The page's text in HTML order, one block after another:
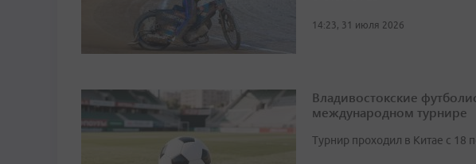
14:23, 31 июля 2026
Владивостокские
международном турнире
Турнир проходил в Китае с 18